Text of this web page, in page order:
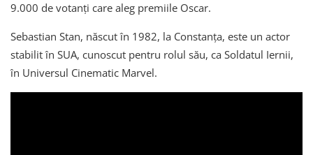
9.000 de votanţi care aleg premiile Oscar.
Sebastian Stan, născut în 1982, la Constanța, este un actor
stabilit în SUA, cunoscut pentru rolul său, ca Soldatul Iernii,
în Universul Cinematic Marvel.